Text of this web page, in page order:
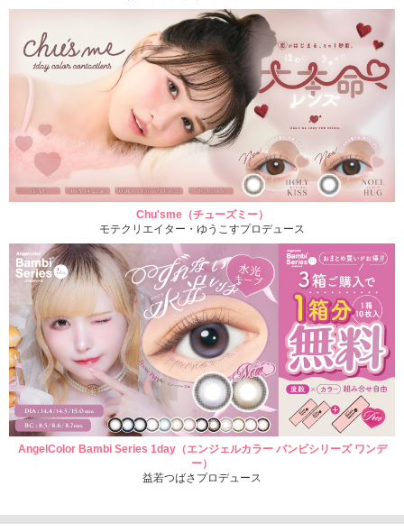
Chu'sme（チューズミー）
モテクリエイター・ゆうこすプロデュース
AngelColor Bambi Series 1day（エンジェルカラー バンビシリーズ ワンデ
ー）
益若つばさプロデュース